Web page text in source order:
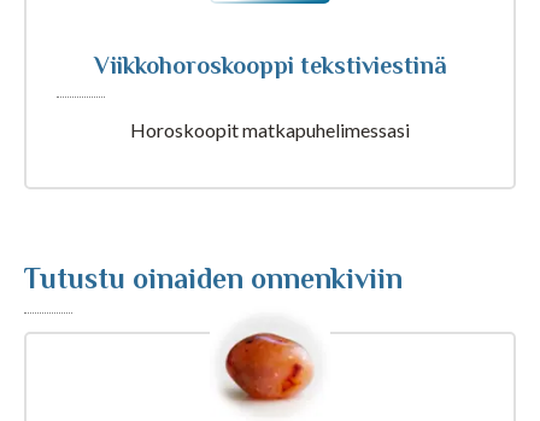
Kaikki Tajunnanvirta palvelut
Tajunnanvirta Kädestäennustaja
Tajunnanvirta Päivänväri
Viikkohoroskooppi tekstiviestinä
Horoskoopit matkapuhelimessasi
Tutustu oinaiden onnenkiviin